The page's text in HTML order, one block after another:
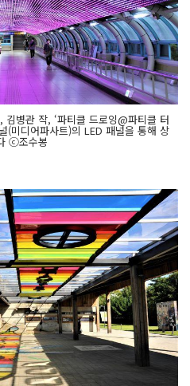
병관 작, ‘파티클 드로잉@파티클 터
(미디어파사트)의 LED 패널을 통해 상
ⓒ조수봉